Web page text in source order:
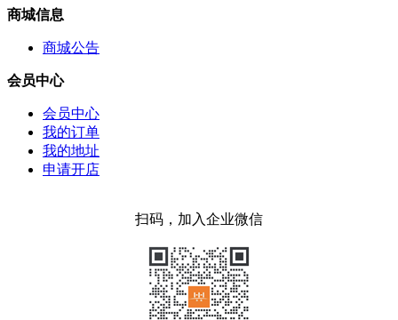
商城信息
商城公告
会员中心
会员中心
我的订单
我的地址
申请开店
扫码，加入企业微信